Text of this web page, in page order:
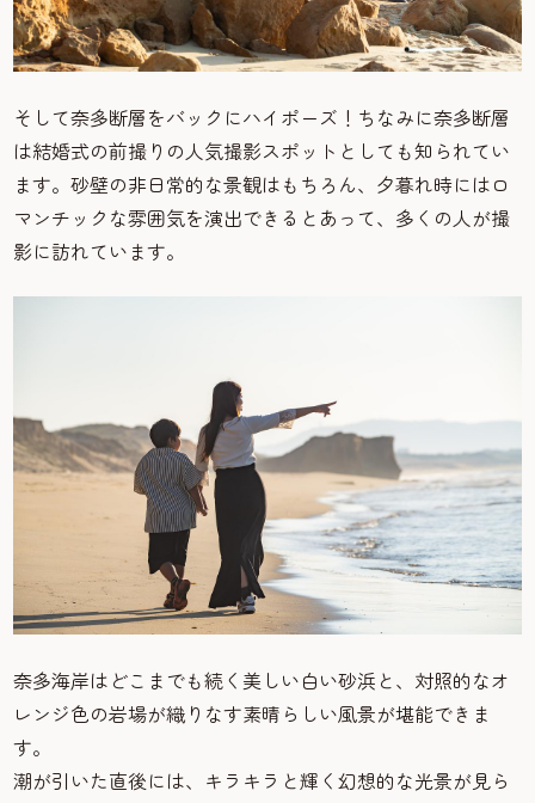
そして奈多断層をバックにハイポーズ！ちなみに奈多断層
は結婚式の前撮りの人気撮影スポットとしても知られてい
ます。砂壁の非日常的な景観はもちろん、夕暮れ時にはロ
マンチックな雰囲気を演出できるとあって、多くの人が撮
影に訪れています。
奈多海岸はどこまでも続く美しい白い砂浜と、対照的なオ
レンジ色の岩場が織りなす素晴らしい風景が堪能できま
す。
潮が引いた直後には、キラキラと輝く幻想的な光景が見ら